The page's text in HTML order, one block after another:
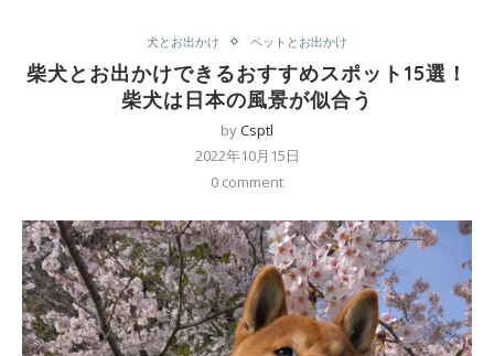
犬とお出かけ ペットとお出かけ
柴犬とお出かけできるおすすめスポット15選！
柴犬は日本の風景が似合う
byCsptl
2022年10月15日
0 comment